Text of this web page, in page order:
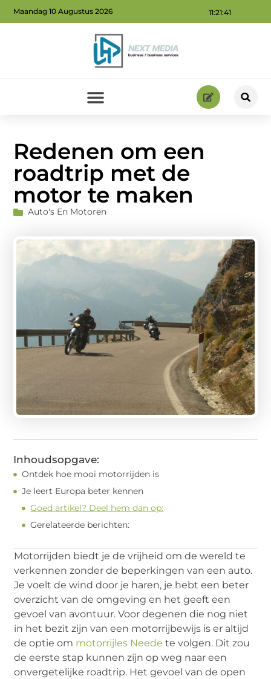
11:21:42
Maandag 10 Augustus 2026
Redenen om een
roadtrip met de
motor te maken
Auto's En Motoren
Inhoudsopgave:
Ontdek hoe mooi motorrijden is
Je leert Europa beter kennen
Goed artikel? Deel hem dan op:
Gerelateerde berichten:
Motorrijden biedt je de vrijheid om de wereld te
verkennen zonder de beperkingen van een auto.
Je voelt de wind door je haren, je hebt een beter
overzicht van de omgeving en het geeft een
gevoel van avontuur. Voor degenen die nog niet
in het bezit zijn van een motorrijbewijs is er altijd
de optie om motorrijles Neede te volgen. Dit zou
de eerste stap kunnen zijn op weg naar een
onvergetelijke roadtrip. Het gevoel van de open